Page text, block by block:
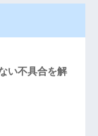
い不具合を解